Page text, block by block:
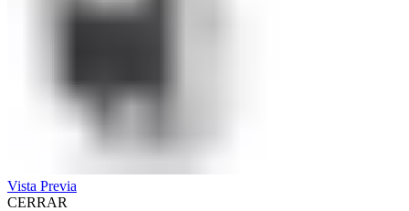
Vista Previa
CERRAR